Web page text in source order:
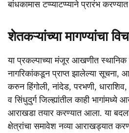
बांधकामास टप्प्याटप्प्याने प्रारंभ
शेतकऱ्यांच्या मागण्यांचा
या प्रकल्पाच्या मंजूर आखणीत स्थानिक
नागरिकांकडून प्राप्त झालेल्या सूचना,
करुन हिंगोली, नांदेड, परभणी,
व सिंधुदुर्ग जिल्ह्यांतील काही
आराखडा तयार करण्यात आला. या
क्षेत्रांचा समावेश नव्या आराखड्यात